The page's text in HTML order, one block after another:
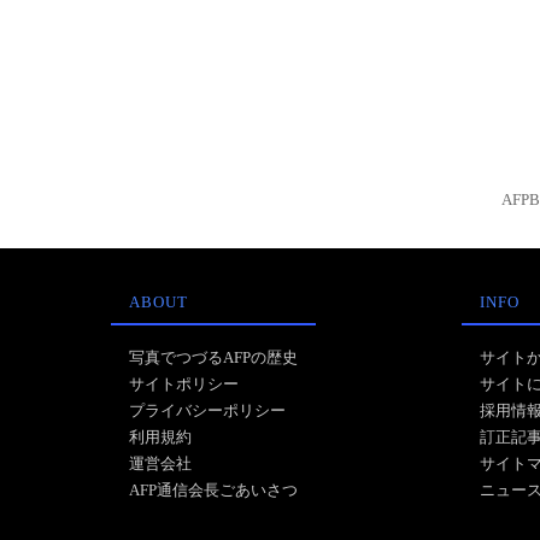
ABOUT
写真でつづるAFPの歴史
サイトポリシー
プライバシーポリシー
利用規約
運営会社
AFP通信会長ごあいさつ
INFO
サイト
サイト
採用情
訂正記
サイト
ニュー